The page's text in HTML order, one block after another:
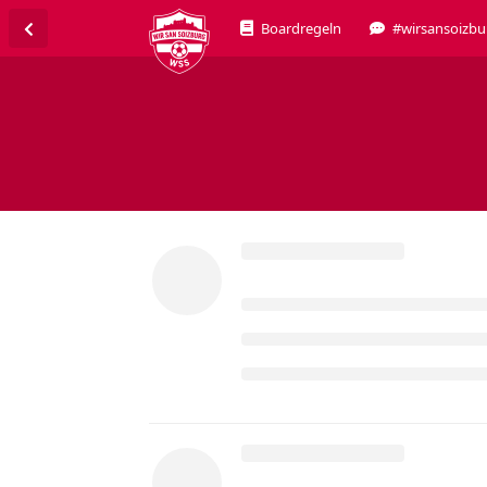
Boardregeln